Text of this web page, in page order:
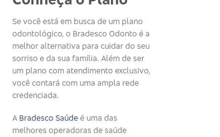
Se você está em busca de um plano
odontológico, o Bradesco Odonto é a
melhor alternativa para cuidar do seu
sorriso e da sua família. Além de ser
um plano com atendimento exclusivo,
você contará com uma ampla rede
credenciada.
A Bradesco Saúde é uma das
melhores operadoras de saúde